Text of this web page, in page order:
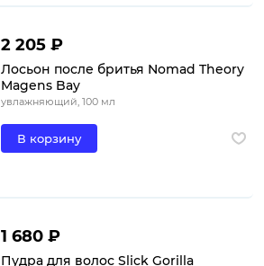
2 205 ₽
Лосьон после бритья Nomad Theory
Magens Bay
увлажняющий, 100 мл
В корзину
1 680 ₽
Пудра для волос Slick Gorilla